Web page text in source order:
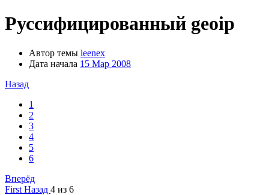
Руссифицированный geoip
Автор темы leenex
Дата начала 15 Мар 2008
Назад
1
2
3
4
5
6
Вперёд
First Назад 4 из 6